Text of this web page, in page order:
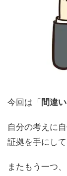
今回は「 間違
自分の考えに
証拠を手にし
またもう一つ、